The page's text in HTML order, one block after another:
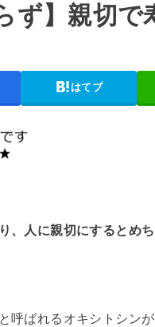
ず】親切で
はてブ
、人に親切にするとめ
呼ばれるオキシトシン